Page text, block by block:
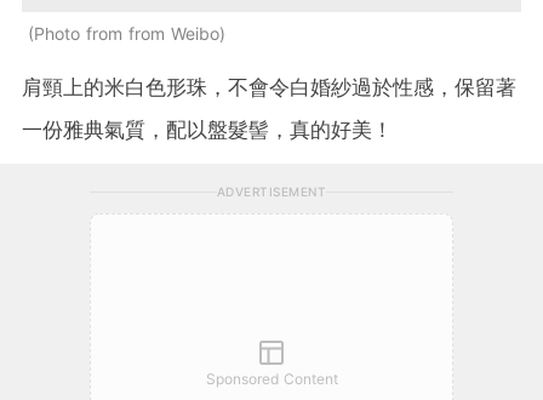
Photo from from Weibo
肩頸上的米白色形珠，不會令白婚紗過於性感，保留著
一份雅典氣質，配以盤髮髻，真的好美！
ADVERTISEMENT
Sponsored Content